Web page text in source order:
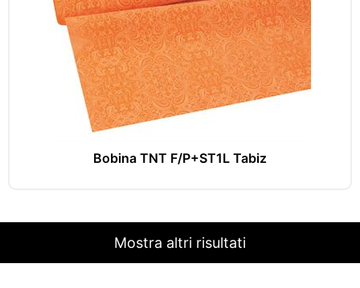
Bobina TNT F/P+ST1L Tabiz
Mostra altri risultati